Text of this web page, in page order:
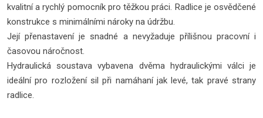
kvalitní a rychlý pomocník pro těžkou práci. Radlice je osvědčené
konstrukce s minimálními nároky na údržbu.
Její přenastavení je snadné a nevyžaduje přílišnou pracovní i
časovou náročnost.
Hydraulická soustava vybavena dvěma hydraulickými válci je
ideální pro rozložení sil při namáhaní jak levé, tak pravé strany
radlice.